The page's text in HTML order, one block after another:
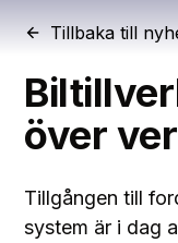
Tillbaka till
över
Tillgången till
system är i dag